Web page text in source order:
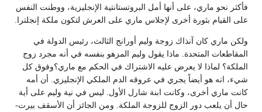
فأكثر نحو ماري، على أنها أمل البروتستانتية الإنجليزية، ووطنت النفس
على القيام بثورة أخرى لإجلاس ماري على العرش لتكون ملكة إنجلترا.
ولكن ماري كان آنذاك زوجة وليم أورانج الثالث، رئيس الدولة في
المقاطعات المتحدة. ماذا يقول وليم المزهو بنفسه في أنه مجرد زوج
الملكة؟ لماذا لا يعرض عليه الاشتراك في الحكم مع ماري؟وفوق كل
شيء، انه هو أيضاً يجري في عروقه الدم الملكي الإنجليزي. أن أمه
كانت ماري أخرى، وكانت ابنة شارل الأول. ليس في نية وليم على أية
حال أن يلعب دور الزوج للزوجة الملكة. ومن الجائز أن الأسقف بيرت-